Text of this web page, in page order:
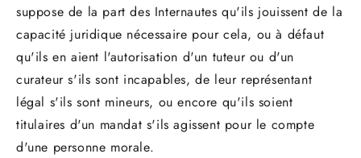
suppose de la part des Internautes qu'ils jouissent de la
capacité juridique nécessaire pour cela, ou à défaut
qu'ils en aient l'autorisation d'un tuteur ou d'un
curateur s'ils sont incapables, de leur représentant
légal s'ils sont mineurs, ou encore qu'ils soient
titulaires d'un mandat s'ils agissent pour le compte
d'une personne morale.